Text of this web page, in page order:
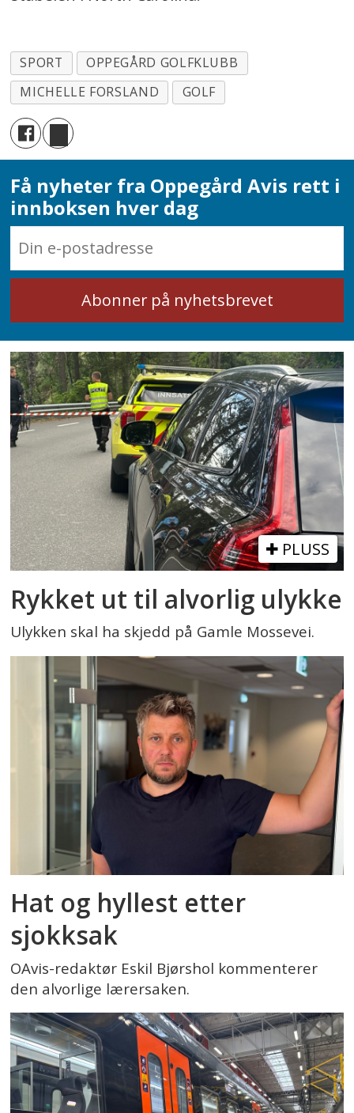
SPORT
OPPEGÅRD GOLFKLUBB
MICHELLE FORSLAND
GOLF
Få nyheter fra Oppegård Avis rett i
innboksen hver dag
PLUSS
Rykket ut til alvorlig ulykke
Ulykken skal ha skjedd på Gamle Mossevei.
Hat og hyllest etter
sjokksak
OAvis-redaktør Eskil Bjørshol kommenterer
den alvorlige lærersaken.